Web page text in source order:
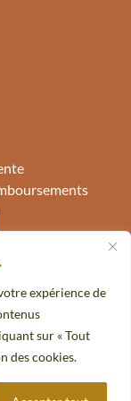
expérience de
sur « Tout
des cookies.